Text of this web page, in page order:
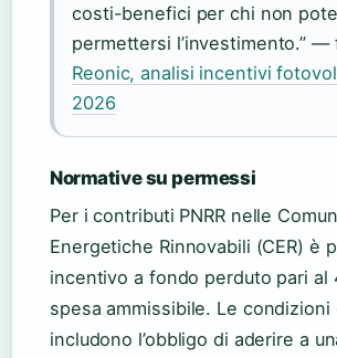
costi-benefici per chi non
permettersi l’investimento.” —
Reonic, analisi incentivi
2026
Normative su permessi
Per i contributi PNRR nelle
Energetiche Rinnovabili (CER) è
incentivo a fondo perduto pari al
spesa ammissibile. Le condizioni
includono l’obbligo di aderire a